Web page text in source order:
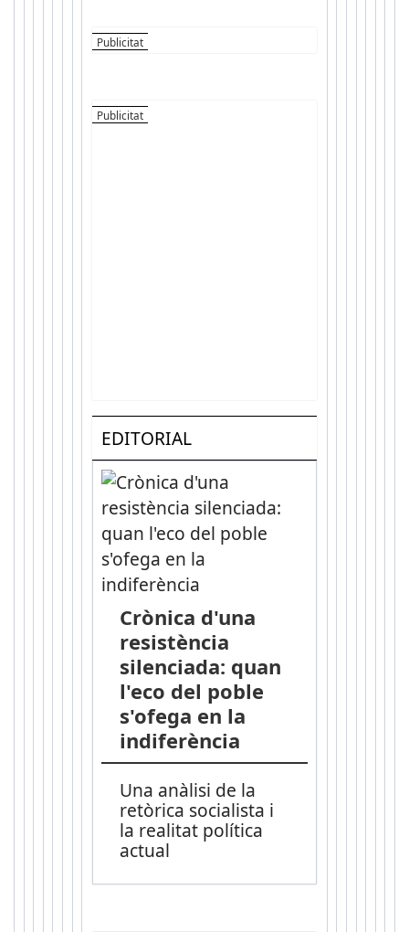
EDITORIAL
Crònica d'una
resistència
silenciada: quan
l'eco del poble
s'ofega en la
indiferència
Una anàlisi de la
retòrica socialista i
la realitat política
actual